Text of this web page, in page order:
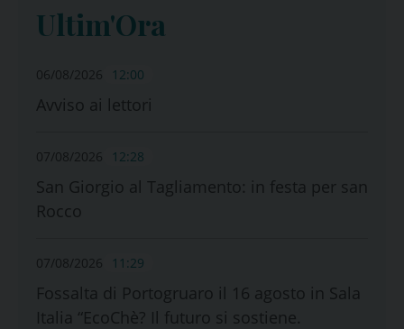
Ultim'Ora
06/08/2026 12:00
Avviso ai lettori
07/08/2026 12:28
San Giorgio al Tagliamento: in festa per san
Rocco
07/08/2026 11:29
Fossalta di Portogruaro il 16 agosto in Sala
Italia “EcoChè? Il futuro si sostiene.